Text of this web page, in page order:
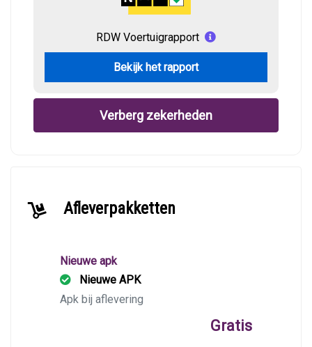
RDW Voertuigrapport
Bekijk het rapport
Verberg zekerheden
Afleverpakketten
Nieuwe apk
Nieuwe APK
Apk bij aflevering
Gratis